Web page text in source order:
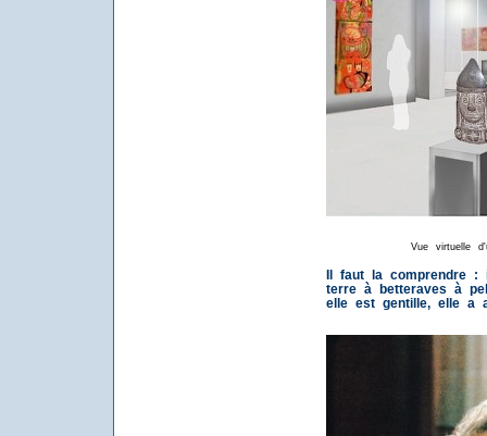
Vue virtuelle
Il faut la comprendre :
terre à betteraves à
elle est gentille, elle a